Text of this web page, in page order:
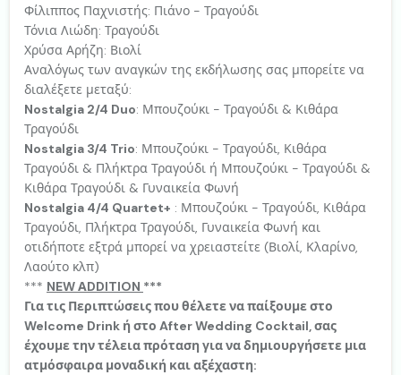
Φίλιππος Παχνιστής: Πιάνο - Τραγούδι
Τόνια Λιώδη: Τραγούδι
Χρύσα Αρήζη: Βιολί
Αναλόγως των αναγκών της εκδήλωσης σας μπορείτε να
διαλέξετε μεταξύ:
Nostalgia 2/4 Duo: Μπουζούκι - Τραγούδι & Κιθάρα
Τραγούδι
Nostalgia 3/4 Trio: Μπουζούκι - Τραγούδι, Κιθάρα
Τραγούδι & Πλήκτρα Τραγούδι ή Μπουζούκι - Τραγούδι &
Κιθάρα Τραγούδι & Γυναικεία Φωνή
Nostalgia 4/4 Quartet+ : Μπουζούκι - Τραγούδι, Κιθάρα
Τραγούδι, Πλήκτρα Τραγούδι, Γυναικεία Φωνή και
οτιδήποτε εξτρά μπορεί να χρειαστείτε (Βιολί, Κλαρίνο,
Λαούτο κλπ)
*** NEW ΑDDITION ***
Για τις Περιπτώσεις που θέλετε να παίξουμε στο
Welcome Drink ή στο After Wedding Cocktail, σας
έχουμε την τέλεια πρόταση για να δημιουργήσετε μια
ατμόσφαιρα μοναδική και αξέχαστη: